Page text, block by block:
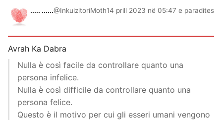
..... ......@InkuizitoriMoth14 prill 2023 në 05:47 e paradites
Avrah Ka Dabra
Nulla è così facile da controllare quanto una
persona infelice.
Nulla è così difficile da controllare quanto una
persona felice.
Questo è il motivo per cui gli esseri umani vengono